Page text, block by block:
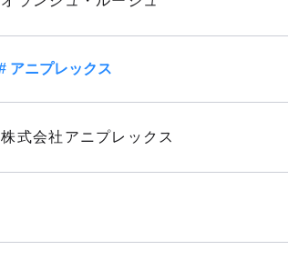
アニプレックス
株式会社アニプレックス